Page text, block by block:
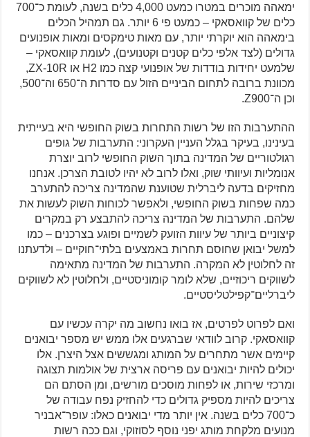
ימאהה מוכרים במטרו כמעט 4,000 כלים בשנה, לעומת כ־700
כלים של קוואסאקי – כמעט פי 6 יותר. גם תמהיל הכלים
בימאהה הוא יוקרתי יותר, עם מאות טימקסים ומאות אופנועים
גדולים (לצד אלפי כלים קטנים וקטנועים), לעומת קוואסאקי –
שלמעט יחידות בודדות של אופנועי קצה כמו H2 או ZX-10R,
מכוונת ברובה לתחום הביניים הזול עם סדרות ה־650 וה־500,
וכן ה־Z900.
ההתערבות הזו של רשות התחרות בשוק החופשי היא בעייתית
בעינינו, בעיקר בגלל העניין העקרוני: התערבות של גופים
רגולטוריים של המדינה בתוך השוק החופשי לרוב יוצרת
אנומליות ועיוותי שוק, ואלו לרוב לא יהיו לטובת הצרכן. אנחנו
מחזיקים בדעה ליברלית שטוענת שהמדינה צריכה להתערב
כמה שפחות בשוק החופשי, ולאפשר לכוחות השוק לעשות את
שלהם. התערבות של המדינה צריכה להתבצע רק במקרים
קיצוניים ביותר של עיוות הזועק לשמיים ופוגע בצרכנים – כמו
למשל יבואן שחוסם תחרות באמצעים בלתי־חוקיים – ולדעתנו
זה לחלוטין לא המקרה. התערבות של המדינה מתאימה
לשווקים ריכוזיים, שלא לומר קומוניסטיים, ולחלוטין לא לשווקים
ליברליים־קפילטליסטיים.
ואם לפרוט לפרטים, אז בואו נחשוב מה יקרה עכשיו עם
קוואסאקי. קרוב לוודאי שברגעים אלו ממש יש מספר יבואנים
קיימים אשר מתחרים על המותג ומגששים אצל היצרן. אלו
יכולים להיות יבואנים עם פריסה ארצית של אולמות תצוגה
ומרכזי שירות, או לפחות מוסכים מורשים, ומן הסתם הם
צריכים להיות מספיק גדולים כדי להחזיק נפח עבודה של
כ־700 כלים בשנה. אין יותר מדי יבואנים כאלו: עופר־אבניר
מנועים מלקחת מותג יפני נוסף לסוזוקי, וגם ככה רשות